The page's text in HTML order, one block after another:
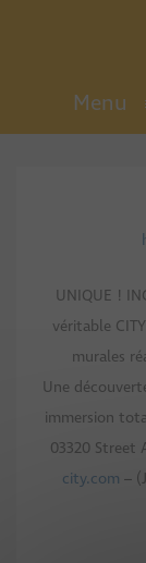
Menu
UNIQUE !
véritable
murales
Une
immersion
03320 Street
city.com –